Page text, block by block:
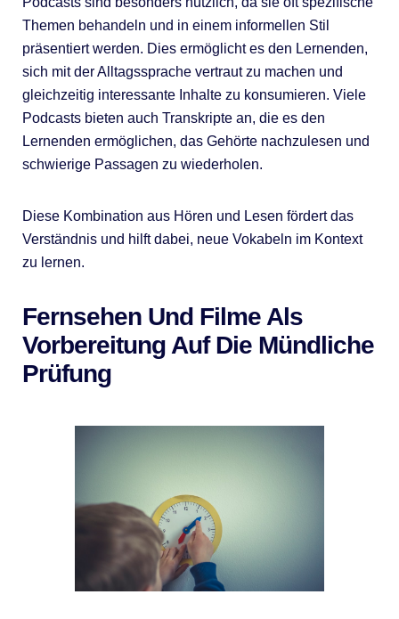
Themen behandeln und in einem informellen Stil
präsentiert werden. Dies ermöglicht es den Lernenden,
sich mit der Alltagssprache vertraut zu machen und
gleichzeitig interessante Inhalte zu konsumieren. Viele
Podcasts bieten auch Transkripte an, die es den
Lernenden ermöglichen, das Gehörte nachzulesen und
schwierige Passagen zu wiederholen.
Diese Kombination aus Hören und Lesen fördert das
Verständnis und hilft dabei, neue Vokabeln im Kontext
zu lernen.
Fernsehen Und Filme Als
Vorbereitung Auf Die Mündliche
Prüfung